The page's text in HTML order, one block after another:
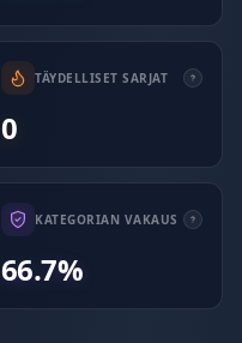
TÄYDELLISET SARJAT
0
KATEGORIAN VAKAUS
66.7%